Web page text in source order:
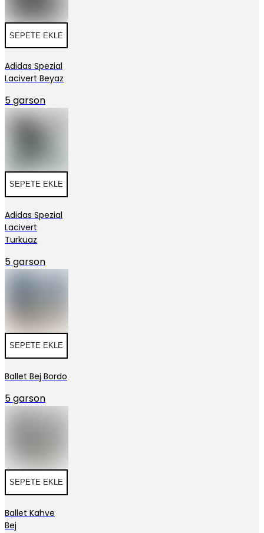
SEPETE EKLE
Adidas Spezial
Lacivert Beyaz
5 garson
SEPETE EKLE
Adidas Spezial
Lacivert
Turkuaz
5 garson
SEPETE EKLE
Ballet Bej Bordo
5 garson
SEPETE EKLE
Ballet Kahve
Bej